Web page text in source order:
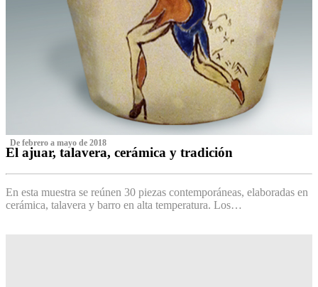
‌ De febrero a mayo de 2018
El ajuar, talavera, cerámica y tradición
En esta muestra se reúnen 30 piezas contemporáneas, elaboradas en
cerámica, talavera y barro en alta temperatura. Los…